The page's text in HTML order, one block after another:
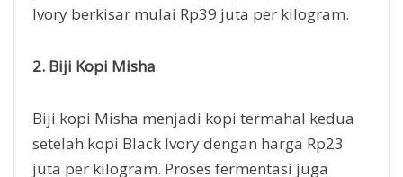
Ivory berkisar mulai Rp39 juta per kilogram.
2. Biji Kopi Misha
Biji kopi Misha menjadi kopi termahal kedua
setelah kopi Black Ivory dengan harga Rp23
juta per kilogram. Proses fermentasi juga